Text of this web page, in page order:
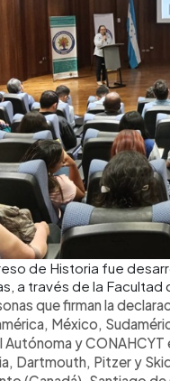
de Historia fue
a través de la
que firman la
México,
Autónoma y
Dartmouth, Pitzer y